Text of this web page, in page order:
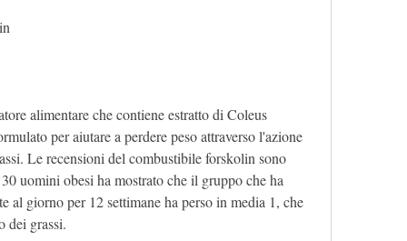
alimentare che contiene estratto di Coleus
per aiutare a perdere peso attraverso l'azione
Le recensioni del combustibile forskolin sono
uomini obesi ha mostrato che il gruppo che ha
al giorno per 12 settimane ha perso in media 1, che
dei grassi.